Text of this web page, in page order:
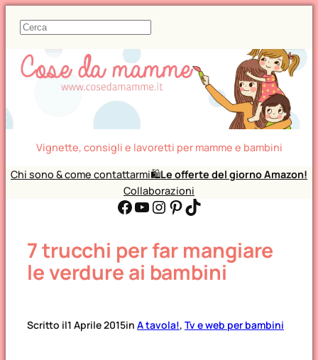
C
r
c
Vignette, consigli e lavoretti per mamme e bambini
Chi sono & come contattarmi🛍️Le offerte del giorno Amazon!
Collaborazioni
Facebook YouTube Instagram Pinterest TikTok
7 trucchi per far mangiare
le verdure ai bambini
Scritto il1 Aprile 2015in A tavola!, Tv e web per bambini